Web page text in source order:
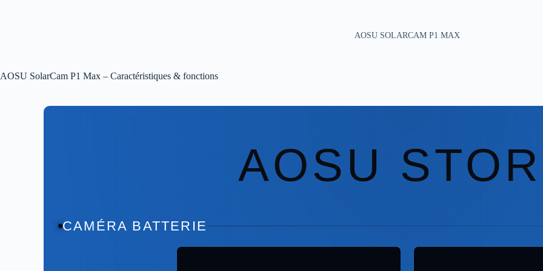
AOSU SOLARCAM P1 MAX
AOSU SolarCam P1 Max – Caractéristiques & fonctions
AOSU
CAMÉRA BATTERIE